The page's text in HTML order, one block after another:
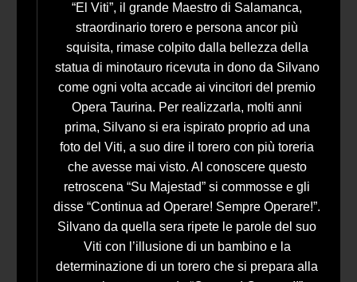
“El Viti”, il grande Maestro di Salamanca,
straordinario torero e persona ancor più
squisita, rimase colpito dalla bellezza della
statua di minotauro ricevuta in dono da Silvano
come ogni volta accade ai vincitori del premio
Opera Taurina. Per realizzarla, molti anni
prima, Silvano si era ispirato proprio ad una
foto del Viti, a suo dire il torero con più toreria
che avesse mai visto. Al conoscere questo
retroscena “Su Majestad” si commosse e gli
disse “Continua ad Operare! Sempre Operare!”.
Silvano da quella sera ripete le parole del suo
Viti con l’illusione di un bambino e la
determinazione di un torero che si prepara alla